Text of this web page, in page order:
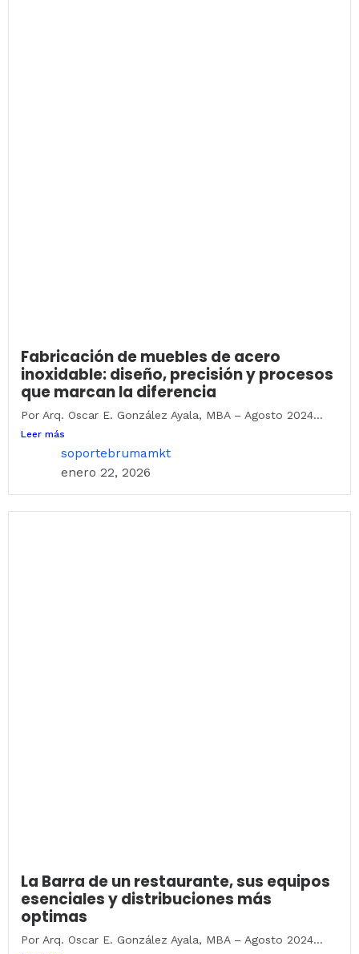
Fabricación de muebles de acero
inoxidable: diseño, precisión y procesos
que marcan la diferencia
Por Arq. Oscar E. González Ayala, MBA – Agosto 2024...
Leer más
soportebrumamkt
enero 22, 2026
La Barra de un restaurante, sus equipos
esenciales y distribuciones más
optimas
Por Arq. Oscar E. González Ayala, MBA – Agosto 2024...